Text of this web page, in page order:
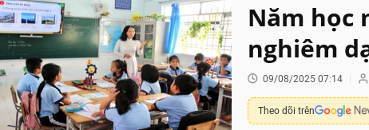
Năm học
nghiêm
09/08/2025 07:14
Theo dõi trên